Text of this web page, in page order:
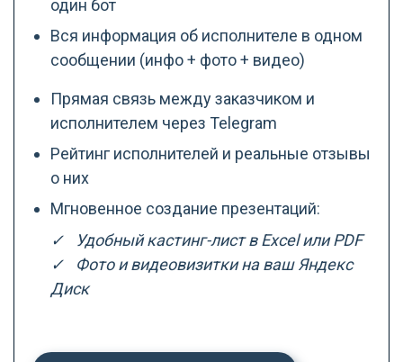
один бот
Вся информация об исполнителе в одном
сообщении (инфо + фото + видео)
Прямая связь между заказчиком и
исполнителем через Telegram
Рейтинг исполнителей и реальные отзывы
о них
Мгновенное создание презентаций:
✓ Удобный кастинг-лист в Excel или PDF
✓ Фото и видеовизитки на ваш Яндекс
Диск